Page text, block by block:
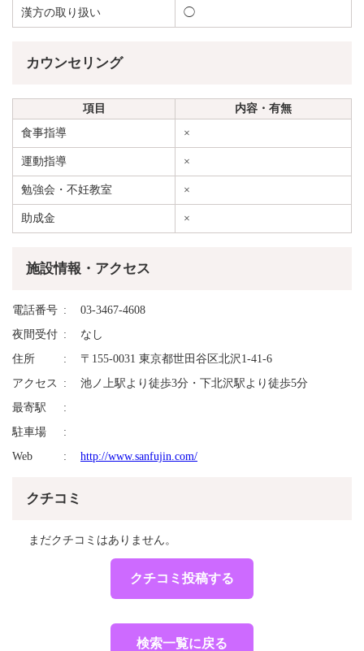
漢方の取り扱い ◯
カウンセリング
項目
内容・有無
食事指導
×
運動指導 ×
勉強会・不妊教室 ×
助成金 ×
施設情報・アクセス
電話番号
03-3467-4608
夜間受付
なし
住所
〒155-0031 東京都世田谷区北沢1-41-6
アクセス
池ノ上駅より徒歩3分・下北沢駅より徒歩5分
最寄駅
駐車場
Web
http://www.sanfujin.com/
クチコミ
まだクチコミはありません。
クチコミ投稿する
検索一覧に戻る